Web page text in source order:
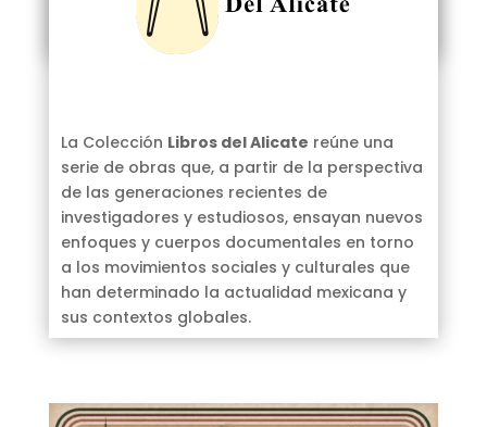
con las ciencias sociales, humanidades y
artes, con especial enfoque en la historia.
La Colección Libros del Alicate reúne una
serie de obras que, a partir de la perspectiva
de las generaciones recientes de
investigadores y estudiosos, ensayan nuevos
enfoques y cuerpos documentales en torno
a los movimientos sociales y culturales que
han determinado la actualidad mexicana y
sus contextos globales.